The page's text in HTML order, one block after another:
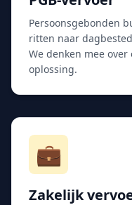
Persoonsgebonden
ritten naar
We denken mee
oplossing.
💼
Zakelijk